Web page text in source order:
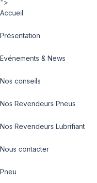
">
Accueil
Présentation
Evénements & News
Nos conseils
Nos Revendeurs Pneus
Nos Revendeurs Lubrifiant
Nous contacter
Pneu